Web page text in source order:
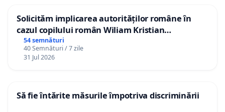
Solicităm implicarea autorităților române în
cazul copilului român Wiliam Kristian
Gheorghe, aflat în plasament în Danemarca de
12 ani
54 semnături
40 Semnături / 7 zile
31 Jul 2026
Să fie întărite măsurile împotriva discriminării